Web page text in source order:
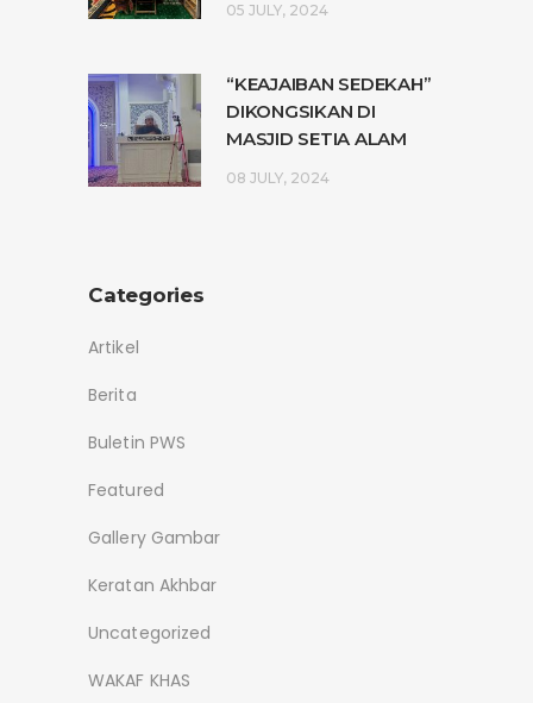
05 JULY, 2024
“KEAJAIBAN SEDEKAH”
DIKONGSIKAN DI
MASJID SETIA ALAM
08 JULY, 2024
Categories
Artikel
Berita
Buletin PWS
Featured
Gallery Gambar
Keratan Akhbar
Uncategorized
WAKAF KHAS